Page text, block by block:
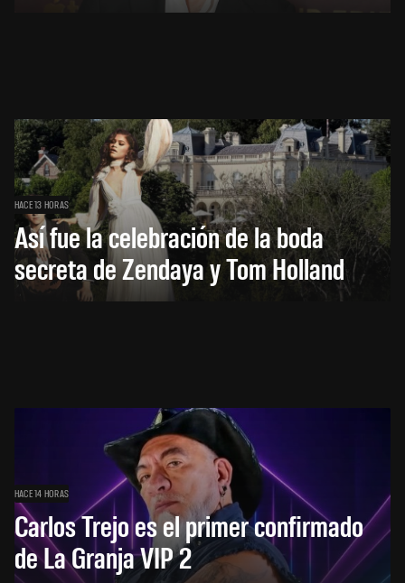
HACE 13 HORAS
Así fue la celebración de la boda
secreta de Zendaya y Tom Holland
HACE 14 HORAS
Carlos Trejo es el primer confirmado
de La Granja VIP 2